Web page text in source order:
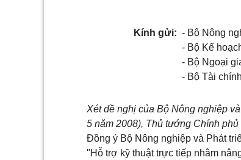
Kính gửi: - Bộ Nông
- Bộ Kế
- Bộ Ngoại
- Bộ Tài
Xét đề nghị của Bộ Nông nghiệp
5 năm 2008), Thủ tướng Chính
Đồng ý Bộ Nông nghiệp và Phát
"Hỗ trợ kỹ thuật trực tiếp nhằm